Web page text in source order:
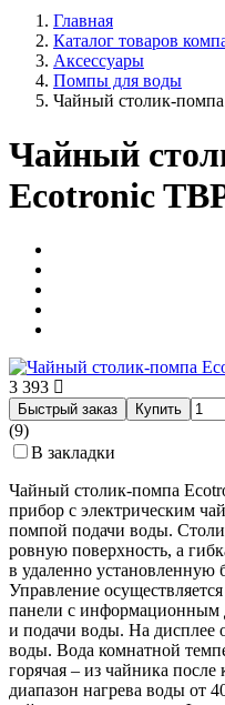
Главная
Каталог товаров
Аксессуары
Помпы для воды
Чайный столик-
Чайный
Ecotronic
3 393
Быстрый заказ Купить
(9)
В закладки
Чайный столик-помпа
прибор с электрическим
помпой подачи воды.
ровную поверхность, а
в удаленно установленную
Управление
панели с информационным
и подачи воды. На дисплее
воды. Вода комнатной
горячая – из чайника
диапазон нагрева воды от